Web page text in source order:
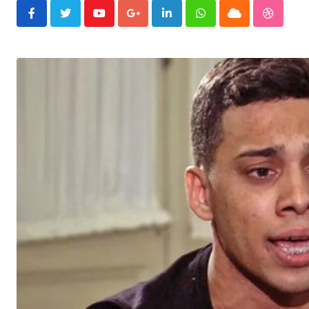
YoutubeGoogle+LinkedInWhatsappCloud